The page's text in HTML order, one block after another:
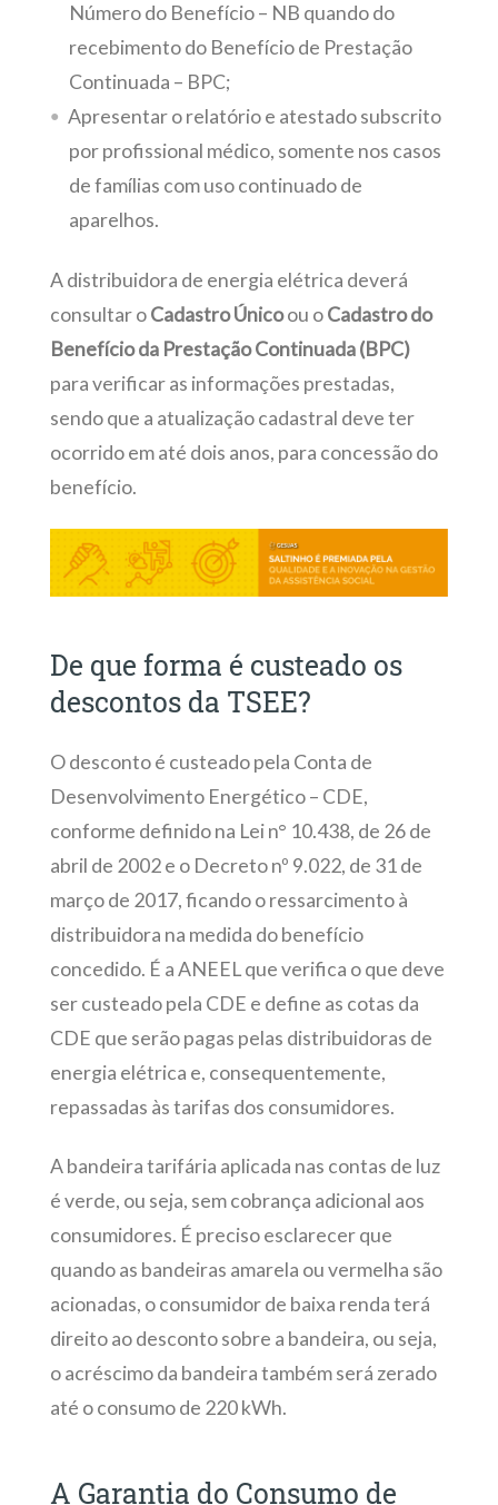
Número do Benefício – NB quando do
recebimento do Benefício de Prestação
Continuada – BPC;
Apresentar o relatório e atestado subscrito
por profissional médico, somente nos casos
de famílias com uso continuado de
aparelhos.
A distribuidora de energia elétrica deverá
consultar oCadastro Únicoou oCadastro do
Benefício da Prestação Continuada (BPC)
para verificar as informações prestadas,
sendo que a atualização cadastral deve ter
ocorrido em até dois anos, para concessão do
benefício.
De que forma é custeado os
descontos da TSEE?
O desconto é custeado pela Conta de
Desenvolvimento Energético – CDE,
conforme definido na Lei n° 10.438, de 26 de
abril de 2002 e o Decreto nº 9.022, de 31 de
março de 2017, ficando o ressarcimento à
distribuidora na medida do benefício
concedido. É a ANEEL que verifica o que deve
ser custeado pela CDE e define as cotas da
CDE que serão pagas pelas distribuidoras de
energia elétrica e, consequentemente,
repassadas às tarifas dos consumidores.
A bandeira tarifária aplicada nas contas de luz
é verde, ou seja, sem cobrança adicional aos
consumidores. É preciso esclarecer que
quando as bandeiras amarela ou vermelha são
acionadas, o consumidor de baixa renda terá
direito ao desconto sobre a bandeira, ou seja,
o acréscimo da bandeira também será zerado
até o consumo de 220 kWh.
A Garantia do Consumo de